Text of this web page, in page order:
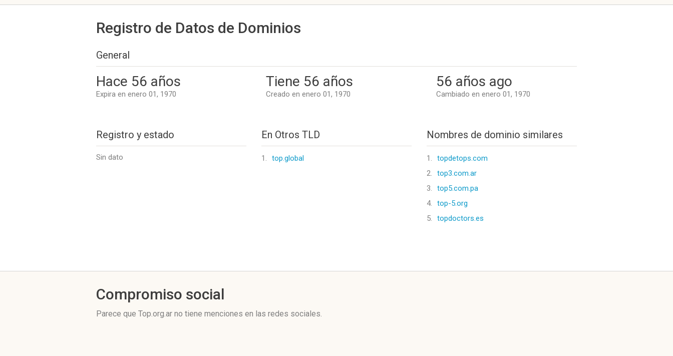
Registro de Datos de Dominios
General
Hace 56 años
Expira en enero 01, 1970
Tiene 56 años
Creado en enero 01, 1970
56 años ago
Cambiado en enero 01, 1970
Registro y estado
Sin dato
En Otros TLD
1. top.global
Nombres de dominio similares
1.
topdetops.com
2.
top3.com.ar
3.
top5.com.pa
4.
top-5.org
5.
topdoctors.es
Compromiso social
Parece que Top.org.ar no tiene menciones en las redes sociales.